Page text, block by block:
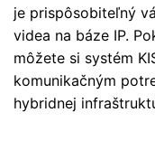
je prispôsobiteľný
videa na báze IP.
môžete si systém
komunikačným
hybridnej